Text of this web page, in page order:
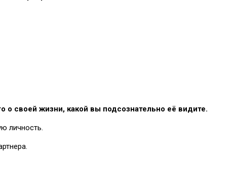
о своей жизни, какой вы подсознательно её видите.
личность.